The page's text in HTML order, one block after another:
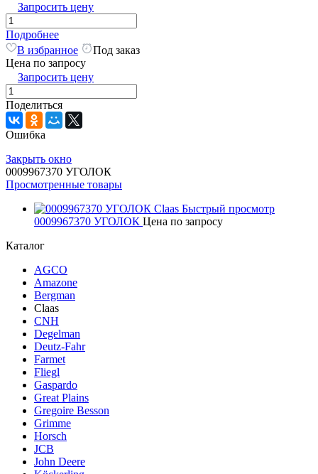
Запросить цену
Подробнее
В избранное
Под заказ
Цена по запросу
Запросить цену
Поделиться
Ошибка
Закрыть окно
0009967370 УГОЛОК
Просмотренные товары
Быстрый просмотр
0009967370 УГОЛОК Цена по запросу
Каталог
AGCO
Amazone
Bergman
Claas
CNH
Degelman
Deutz-Fahr
Farmet
Fliegl
Gaspardo
Great Plains
Gregoire Besson
Grimme
Horsch
JCB
John Deere